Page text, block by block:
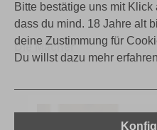
Die Macher
Bitte bestätige uns mit
dass du mind. 18 Jahre alt
deine Zustimmung für
Du willst dazu mehr
10% Rabattfür die erste
RegelmäßigeAngebote